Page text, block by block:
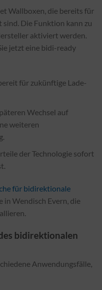
Wallboxen, die bereits für
Die Funktion kann zu
aktiviert werden.
jetzt eine bidi-ready
für zukünftige Lade-
Wechsel auf
weiteren
der Technologie sofort
für bidirektionale
in Wendisch Evern, die
bidirektionalen
Anwendungsfälle,